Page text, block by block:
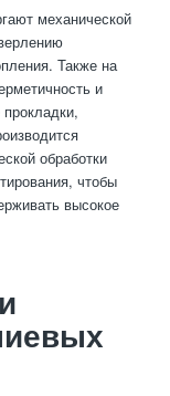
механической
Также на
и
обработки
чтобы
высокое